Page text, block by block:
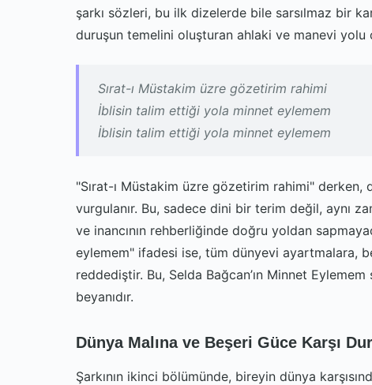
şarkı sözleri, bu ilk dizelerde bile sarsılmaz bir
duruşun temelini oluşturan ahlaki ve manevi yolu
Sırat-ı Müstakim üzre gözetirim rahimi
İblisin talim ettiği yola minnet eylemem
İblisin talim ettiği yola minnet eylemem
"Sırat-ı Müstakim üzre gözetirim rahimi" derken,
vurgulanır. Bu, sadece dini bir terim değil, aynı
ve inancının rehberliğinde doğru yoldan
eylemem" ifadesi ise, tüm dünyevi ayartmalara,
reddediştir. Bu, Selda Bağcan’ın Minnet
beyanıdır.
Dünya Malına ve Beşeri Güce Karşı
Şarkının ikinci bölümünde, bireyin dünya